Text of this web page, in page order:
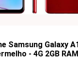
Samsung Galaxy
- 4G 2GB RAM